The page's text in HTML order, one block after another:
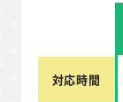
対応時間